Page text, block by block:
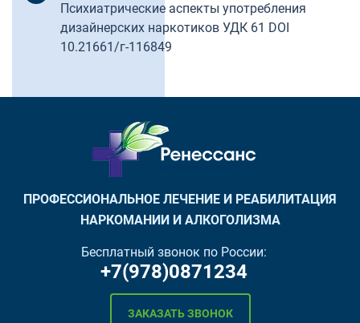
Психиатрические аспекты употребления
дизайнерских наркотиков УДК 61 DOI
10.21661/г-116849
ПРОФЕССИОНАЛЬНОЕ ЛЕЧЕНИЕ И РЕАБИЛИТАЦИЯ
НАРКОМАНИИ И АЛКОГОЛИЗМА
Бесплатный звонок по России:
+7(978)0871234
ЗАКАЗАТЬ ЗВОНОК